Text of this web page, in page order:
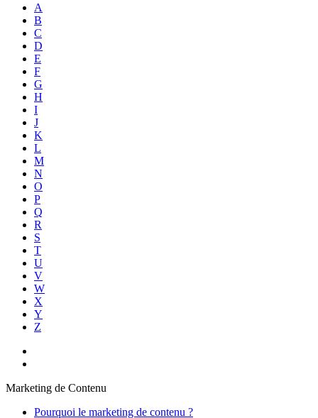
A
B
C
D
E
F
G
H
I
J
K
L
M
N
O
P
Q
R
S
T
U
V
W
X
Y
Z
Marketing de Contenu
Pourquoi le marketing de contenu ?